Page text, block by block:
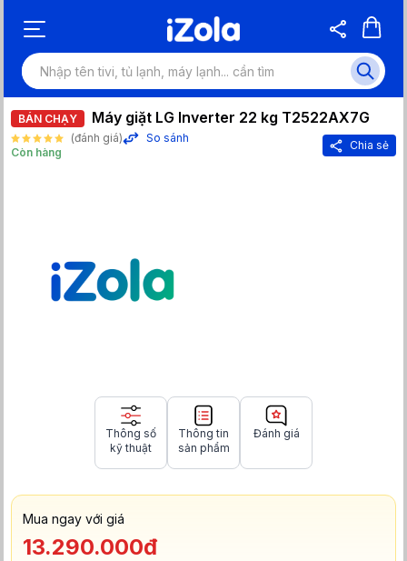
BÁN CHẠY Máy giặt LG Inverter 22 kg T2522AX7G
(đánh giá)
So sánh
Còn hàng
Chia sẻ
Thông số
kỹ thuật
Thông tin
sản phẩm
Đánh giá
Mua ngay với giá
13.290.000đ